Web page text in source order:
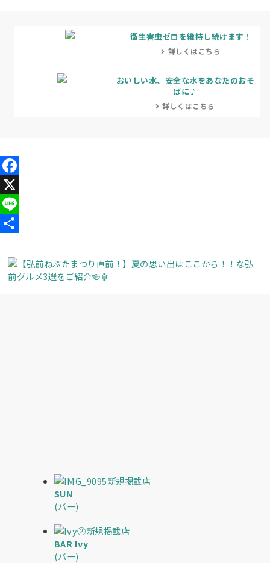
衛生害虫ゼロを維持し続けます！
詳しくはこちら
おいしい水、安全な水をあなたのおそ
ばに♪
詳しくはこちら
有
新規掲載店
SUN
(バー)
新規掲載店
BAR Ivy
(バー)